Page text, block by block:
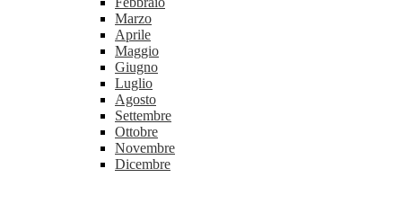
Marzo
Aprile
Maggio
Giugno
Luglio
Agosto
Settembre
Ottobre
Novembre
Dicembre